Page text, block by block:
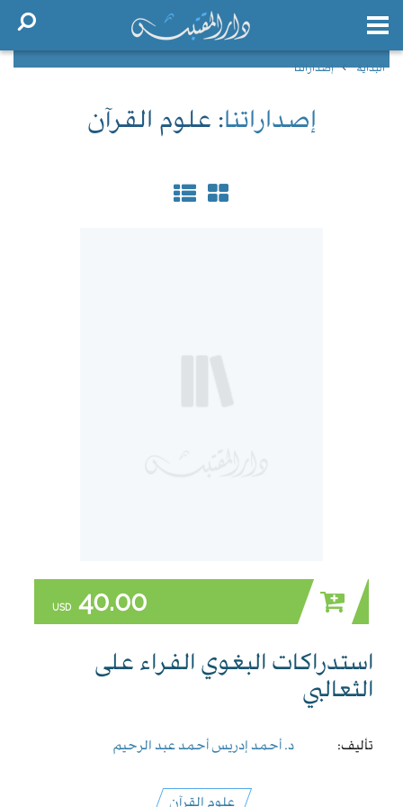
البداية إصداراتنا
إصداراتنا: علوم القرآن
40.00
USD
استدراكات البغوي الفراء على
الثعالبي
تأليف: د. أحمد إدريس أحمد عبد الرحيم